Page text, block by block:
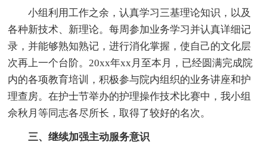
小组利用工作之余，认真学习三基理论知识，以及
各种新技术、新理论。每周参加业务学习并认真详细记
录，并能够熟知熟记，进行消化掌握，使自己的文化层
次再上一个台阶。20xx年xx月至本月，已经圆满完成院
内的各项教育培训，积极参与院内组织的业务讲座和护
理查房。在护士节举办的护理操作技术比赛中，我小组
佘秋月等同志各尽所长，取得了较好的名次。
三、继续加强主动服务意识